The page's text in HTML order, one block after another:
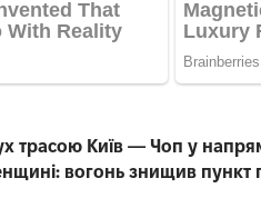
трасою Київ — Чоп у
вогонь знищив пункт